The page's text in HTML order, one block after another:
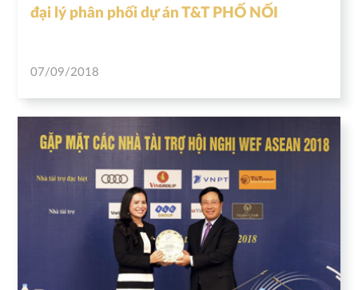
đại lý phân phối dự án T&T PHỐ NỐI
07/09/2018